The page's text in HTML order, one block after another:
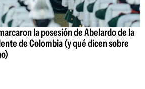
la posesión de Abelardo de la
de Colombia (y qué dicen sobre